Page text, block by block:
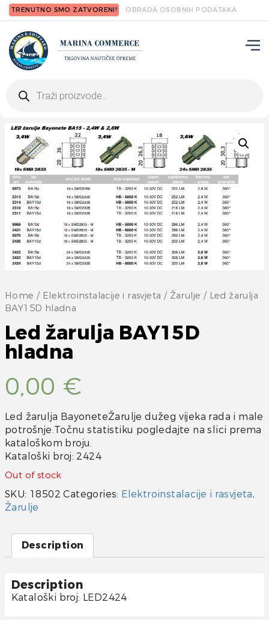
TRENUTNO SMO ZATVORENI! OBRADA OSOBNIH PODATAKA
search
Home / Elektroinstalacije i rasvjeta / Žarulje / Led žarulja
BAY15D hladna
Led žarulja BAY15D
hladna
0,00 €
Led žarulja BayoneteŽarulje dužeg vijeka rada i male
potrošnje.Točnu statistiku pogledajte na slici prema
kataloškom broju.
Kataloški broj: 2424
Out of stock
SKU: 18502 Categories: Elektroinstalacije i rasvjeta,
Žarulje
Description
Description
Kataloški broj: LED2424